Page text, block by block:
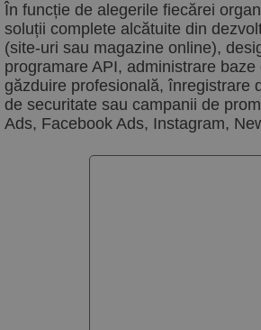
În funcție de alegerile fiecărei
soluții complete alcătuite din
(site-uri sau magazine online),
programare API, administrare
găzduire profesională, înregistrare
de securitate sau campanii de
Ads, Facebook Ads, Instagram,